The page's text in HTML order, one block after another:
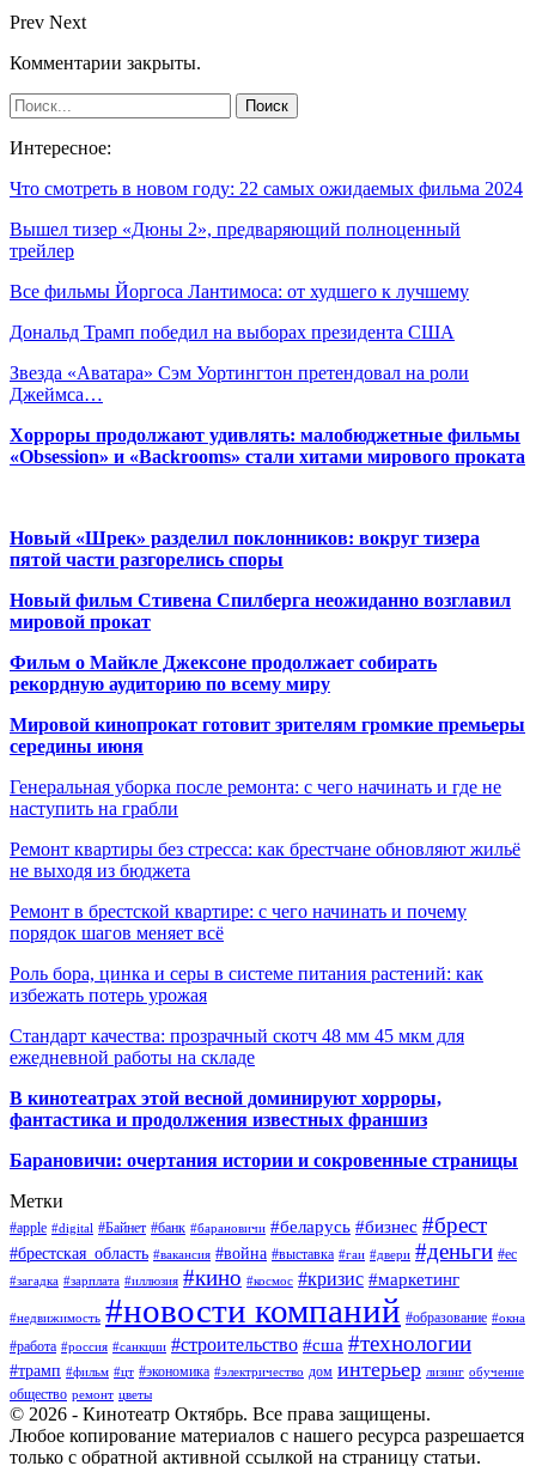
Prev Next
Комментарии закрыты.
Интересное:
Что смотреть в новом году: 22 самых ожидаемых фильма 2024
Вышел тизер «Дюны 2», предваряющий полноценный
трейлер
Все фильмы Йоргоса Лантимоса: от худшего к лучшему
Дональд Трамп победил на выборах президента США
Звезда «Аватара» Сэм Уортингтон претендовал на роли
Джеймса…
Хорроры продолжают удивлять: малобюджетные фильмы
«Obsession» и «Backrooms» стали хитами мирового проката
Новый «Шрек» разделил поклонников: вокруг тизера
пятой части разгорелись споры
Новый фильм Стивена Спилберга неожиданно возглавил
мировой прокат
Фильм о Майкле Джексоне продолжает собирать
рекордную аудиторию по всему миру
Мировой кинопрокат готовит зрителям громкие премьеры
середины июня
Генеральная уборка после ремонта: с чего начинать и где не
наступить на грабли
Ремонт квартиры без стресса: как брестчане обновляют жильё
не выходя из бюджета
Ремонт в брестской квартире: с чего начинать и почему
порядок шагов меняет всё
Роль бора, цинка и серы в системе питания растений: как
избежать потерь урожая
Стандарт качества: прозрачный скотч 48 мм 45 мкм для
ежедневной работы на складе
В кинотеатрах этой весной доминируют хорроры,
фантастика и продолжения известных франшиз
Барановичи: очертания истории и сокровенные страницы
Метки
#apple #digital #Байнет #банк #барановичи #беларусь #бизнес #брест
#брестская_область #вакансия #война #выставка #гаи #двери #деньги #ес
#загадка #зарплата #иллюзия #кино #космос #кризис #маркетинг
#недвижимость #новости компаний #образование #окна
#работа #россия #санкции #строительство #сша #технологии
#трамп #фильм #цт #экономика #электричество дом интерьер лизинг обучение
общество ремонт цветы
© 2026 - Кинотеатр Октябрь. Все права защищены.
Любое копирование материалов с нашего ресурса разрешается
только с обратной активной ссылкой на страницу статьи.